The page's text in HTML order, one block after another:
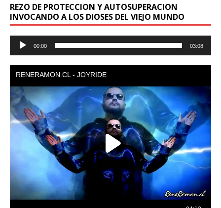
REZO DE PROTECCION Y AUTOSUPERACION
INVOCANDO A LOS DIOSES DEL VIEJO MUNDO
Reproductor
00:00 03:08